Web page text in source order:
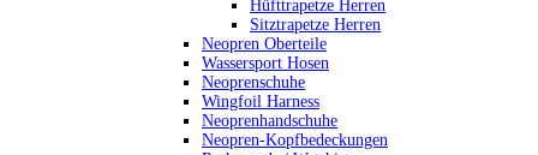
Hüfttrapetze Herren
Sitztrapetze Herren
Neopren Oberteile
Wassersport Hosen
Neoprenschuhe
Wingfoil Harness
Neoprenhandschuhe
Neopren-Kopfbedeckungen